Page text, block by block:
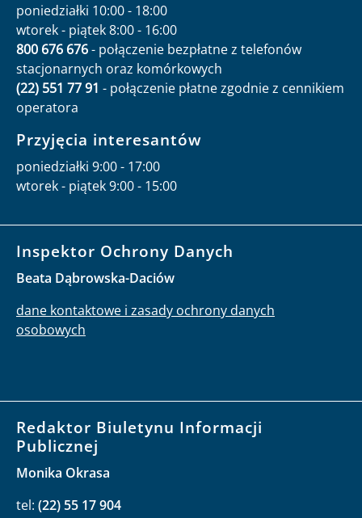
poniedziałki 10:00 - 18:00
wtorek - piątek 8:00 - 16:00
800 676 676- połączenie bezpłatne z telefonów
stacjonarnych oraz komórkowych
(22) 551 77 91 - połączenie płatne zgodnie z cennikiem
operatora
Przyjęcia interesantów
poniedziałki 9:00 - 17:00
wtorek - piątek 9:00 - 15:00
Inspektor Ochrony Danych
Beata Dąbrowska-Daciów
dane kontaktowe i zasady ochrony danych
osobowych
Redaktor Biuletynu Informacji
Publicznej
Monika Okrasa
tel: (22) 55 17 904